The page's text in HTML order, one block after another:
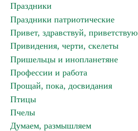
Праздники
Праздники патриотические
Привет, здравствуй, приветствую
Привидения, черти, скелеты
Пришельцы и инопланетяне
Профессии и работа
Прощай, пока, досвидания
Птицы
Пчелы
Думаем, размышляем